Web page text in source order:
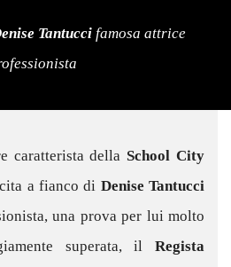
Tantuccifamosa attrice
caratterista della School City
a fianco di Denise Tantucci
una prova per lui molto
superata, il Regista